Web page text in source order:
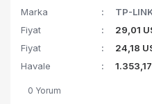
Marka
TP-
Fiyat
29,01
Fiyat
24,18
Havale
0 Yorum